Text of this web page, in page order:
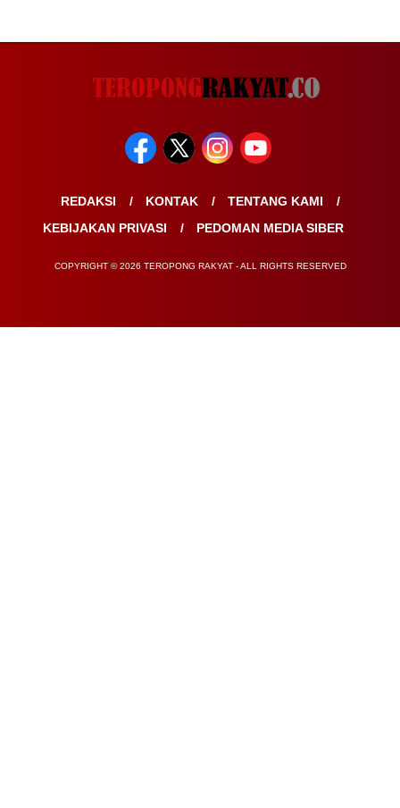
REDAKSI KONTAK
TENTANG KAMI
KEBIJAKAN PRIVASI
PEDOMAN MEDIA SIBER
COPYRIGHT © 2026 TEROPONG RAKYAT - ALL RIGHTS RESERVED